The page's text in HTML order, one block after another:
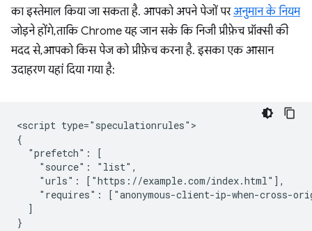
का इस्तेमाल किया जा सकता है. आपको अपने पेजों परअनुमान के नियम
जोड़ने होंगे, ताकि Chrome यह जान सके कि निजी प्रीफ़ेच प्रॉक्सी की
मदद से, आपको किस पेज को प्रीफ़ेच करना है. इसका एक आसान
उदाहरण यहां दिया गया है:
<script type="speculationrules">
{
  "prefetch": [
    "source": "list",
    "urls": ["https://example.com/index.html"],
"requires": ["anonymous-client-ip-when-cross-
  ]
}